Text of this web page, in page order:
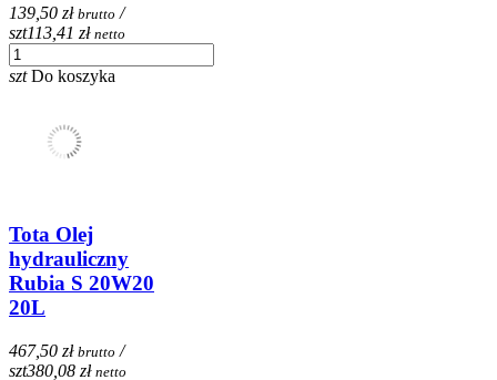
139,50 zł brutto /
szt113,41 zł netto
szt Do koszyka
Tota Olej
hydrauliczny
Rubia S 20W20
20L
467,50 zł brutto /
szt380,08 zł netto